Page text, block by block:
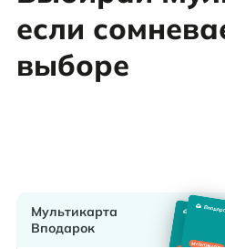
если
выборе
Мультикарта
Вподарок